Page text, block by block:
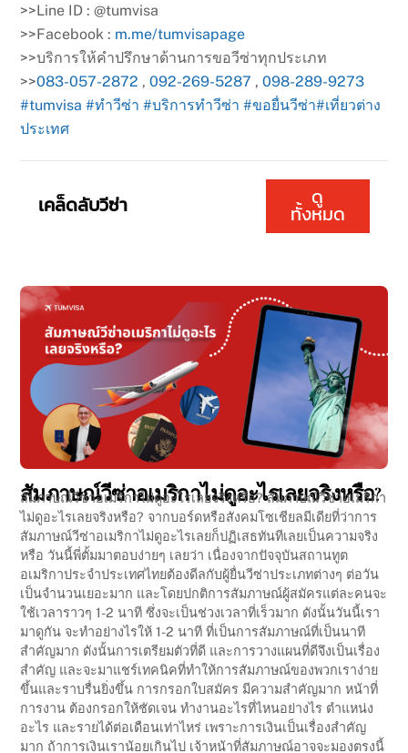
>>Line ID : @tumvisa
>>Facebook : m.me/tumvisapage
>>บริการให้คำปรึกษาด้านการขอวีซ่าทุกประเภท
>>083-057-2872 ,092-269-5287 ,098-289-9273
#tumvisa #ทำวีซ่า #บริการทำวีซ่า #ขอยื่นวีซ่า#เที่ยวต่าง
ประเทศ
เคล็ดลับวีซ่า ดู
ทั้งหมด
สัมภาษณ์วีซ่าอเมริกาไม่ดูอะไรเลยจริงหรือ?
สัมภาษณ์วีซ่าอเมริกาไม่ดูอะไรเลยจริงหรือ? สัมภาษณ์วีซ่าอเมริกา
ไม่ดูอะไรเลยจริงหรือ? จากบอร์ดหรือสังคมโซเชียลมีเดียที่ว่าการ
สัมภาษณ์วีซ่าอเมริกาไม่ดูอะไรเลยก็ปฏิเสธทันทีเลยเป็นความจริง
หรือ วันนี้พี่ตั้มมาตอบง่ายๆ เลยว่า เนื่องจากปัจจุบันสถานทูต
อเมริกาประจำประเทศไทยต้องดีลกับผู้ยื่นวีซ่าประเภทต่างๆ ต่อวัน
เป็นจำนวนเยอะมาก และโดยปกติการสัมภาษณ์ผู้สมัครแต่ละคนจะ
ใช้เวลาราวๆ 1-2 นาที ซึ่งจะเป็นช่วงเวลาที่เร็วมาก ดังนั้นวันนี้เรา
มาดูกัน จะทำอย่างไรให้ 1-2 นาที ที่เป็นการสัมภาษณ์ที่เป็นนาที
สำคัญมาก ดังนั้นการเตรียมตัวที่ดี และการวางแผนที่ดีจึงเป็นเรื่อง
สำคัญ และจะมาแชร์เทคนิคที่ทำให้การสัมภาษณ์ของพวกเราง่าย
ขึ้นและราบรื่นยิ่งขึ้น การกรอกใบสมัคร มีความสำคัญมาก หน้าที่
การงาน ต้องกรอกให้ชัดเจน ทำงานอะไรที่ไหนอย่างไร ตำแหน่ง
อะไร และรายได้ต่อเดือนเท่าไหร่ เพราะการเงินเป็นเรื่องสำคัญ
มาก ถ้าการเงินเราน้อยเกินไป เจ้าหน้าที่สัมภาษณ์อาจจะมองตรงนี้